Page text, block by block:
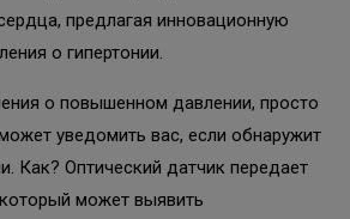
предлагая инновационную
о гипертонии.
о повышенном давлении, просто
уведомить вас, если обнаружит
Как? Оптический датчик передает
может выявить